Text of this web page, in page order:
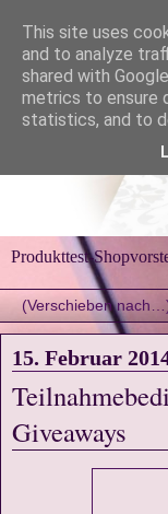
Produkttest-
15. Februar
Giveaways
This site uses
and to analyze
shared with
metrics to ensure
statistics, and to